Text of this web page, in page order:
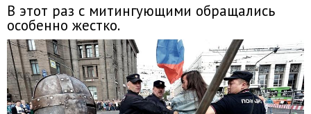
В этот раз с митингующими обращались
особенно жестко.